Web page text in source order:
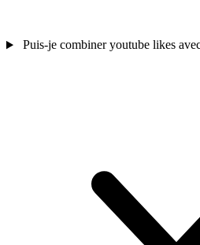
Puis-je combiner youtube likes